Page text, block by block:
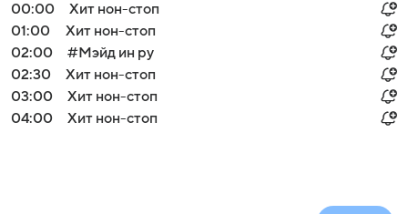
00:00
Хит нон-стоп
01:00
Хит нон-стоп
02:00
#Мэйд ин ру
02:30
Хит нон-стоп
03:00
Хит нон-стоп
04:00
Хит нон-стоп